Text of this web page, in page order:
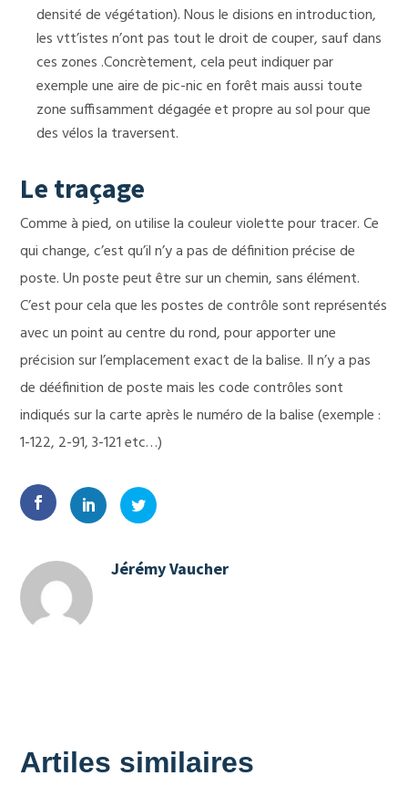
densité de végétation). Nous le disions en introduction,
les vtt’istes n’ont pas tout le droit de couper, sauf dans
ces zones .Concrètement, cela peut indiquer par
exemple une aire de pic-nic en forêt mais aussi toute
zone suffisamment dégagée et propre au sol pour que
des vélos la traversent.
Le traçage
Comme à pied, on utilise la couleur violette pour tracer. Ce
qui change, c’est qu’il n’y a pas de définition précise de
poste. Un poste peut être sur un chemin, sans élément.
C’est pour cela que les postes de contrôle sont représentés
avec un point au centre du rond, pour apporter une
précision sur l’emplacement exact de la balise. Il n’y a pas
de dééfinition de poste mais les code contrôles sont
indiqués sur la carte après le numéro de la balise (exemple :
1-122, 2-91, 3-121 etc…)
Jérémy Vaucher
Artiles similaires